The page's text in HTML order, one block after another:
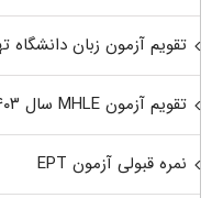
تقویم آزمون زبان دانشگاه
تقویم آزمون MHLE سال ۱۴۰۳
نمره قبولی آزمون EPT